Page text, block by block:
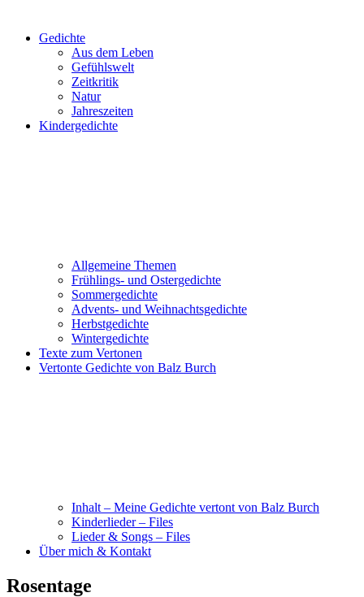
Gedichte
Aus dem Leben
Gefühlswelt
Zeitkritik
Natur
Jahreszeiten
Kindergedichte
Allgemeine Themen
Frühlings- und Ostergedichte
Sommergedichte
Advents- und Weihnachtsgedichte
Herbstgedichte
Wintergedichte
Texte zum Vertonen
Vertonte Gedichte von Balz Burch
Inhalt – Meine Gedichte vertont von Balz Burch
Kinderlieder – Files
Lieder & Songs – Files
Über mich & Kontakt
Rosentage